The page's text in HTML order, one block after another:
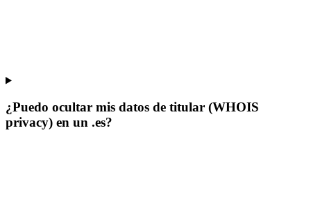
¿Puedo ocultar mis datos de titular (WHOIS
privacy) en un .es?